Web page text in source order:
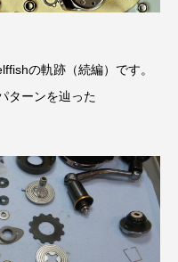
の軌跡（続編）です。
ターンを辿った